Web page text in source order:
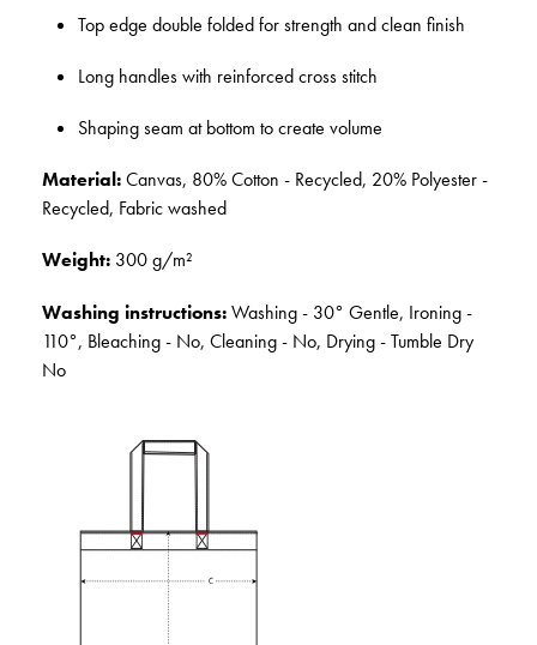
Top edge double folded for strength and clean finish
Long handles with reinforced cross stitch
Shaping seam at bottom to create volume
Material:Canvas, 80% Cotton - Recycled, 20% Polyester -
Recycled, Fabric washed
Weight: 300 g/m²
Washing instructions:Washing - 30° Gentle, Ironing -
110°, Bleaching - No, Cleaning - No, Drying - Tumble Dry
No